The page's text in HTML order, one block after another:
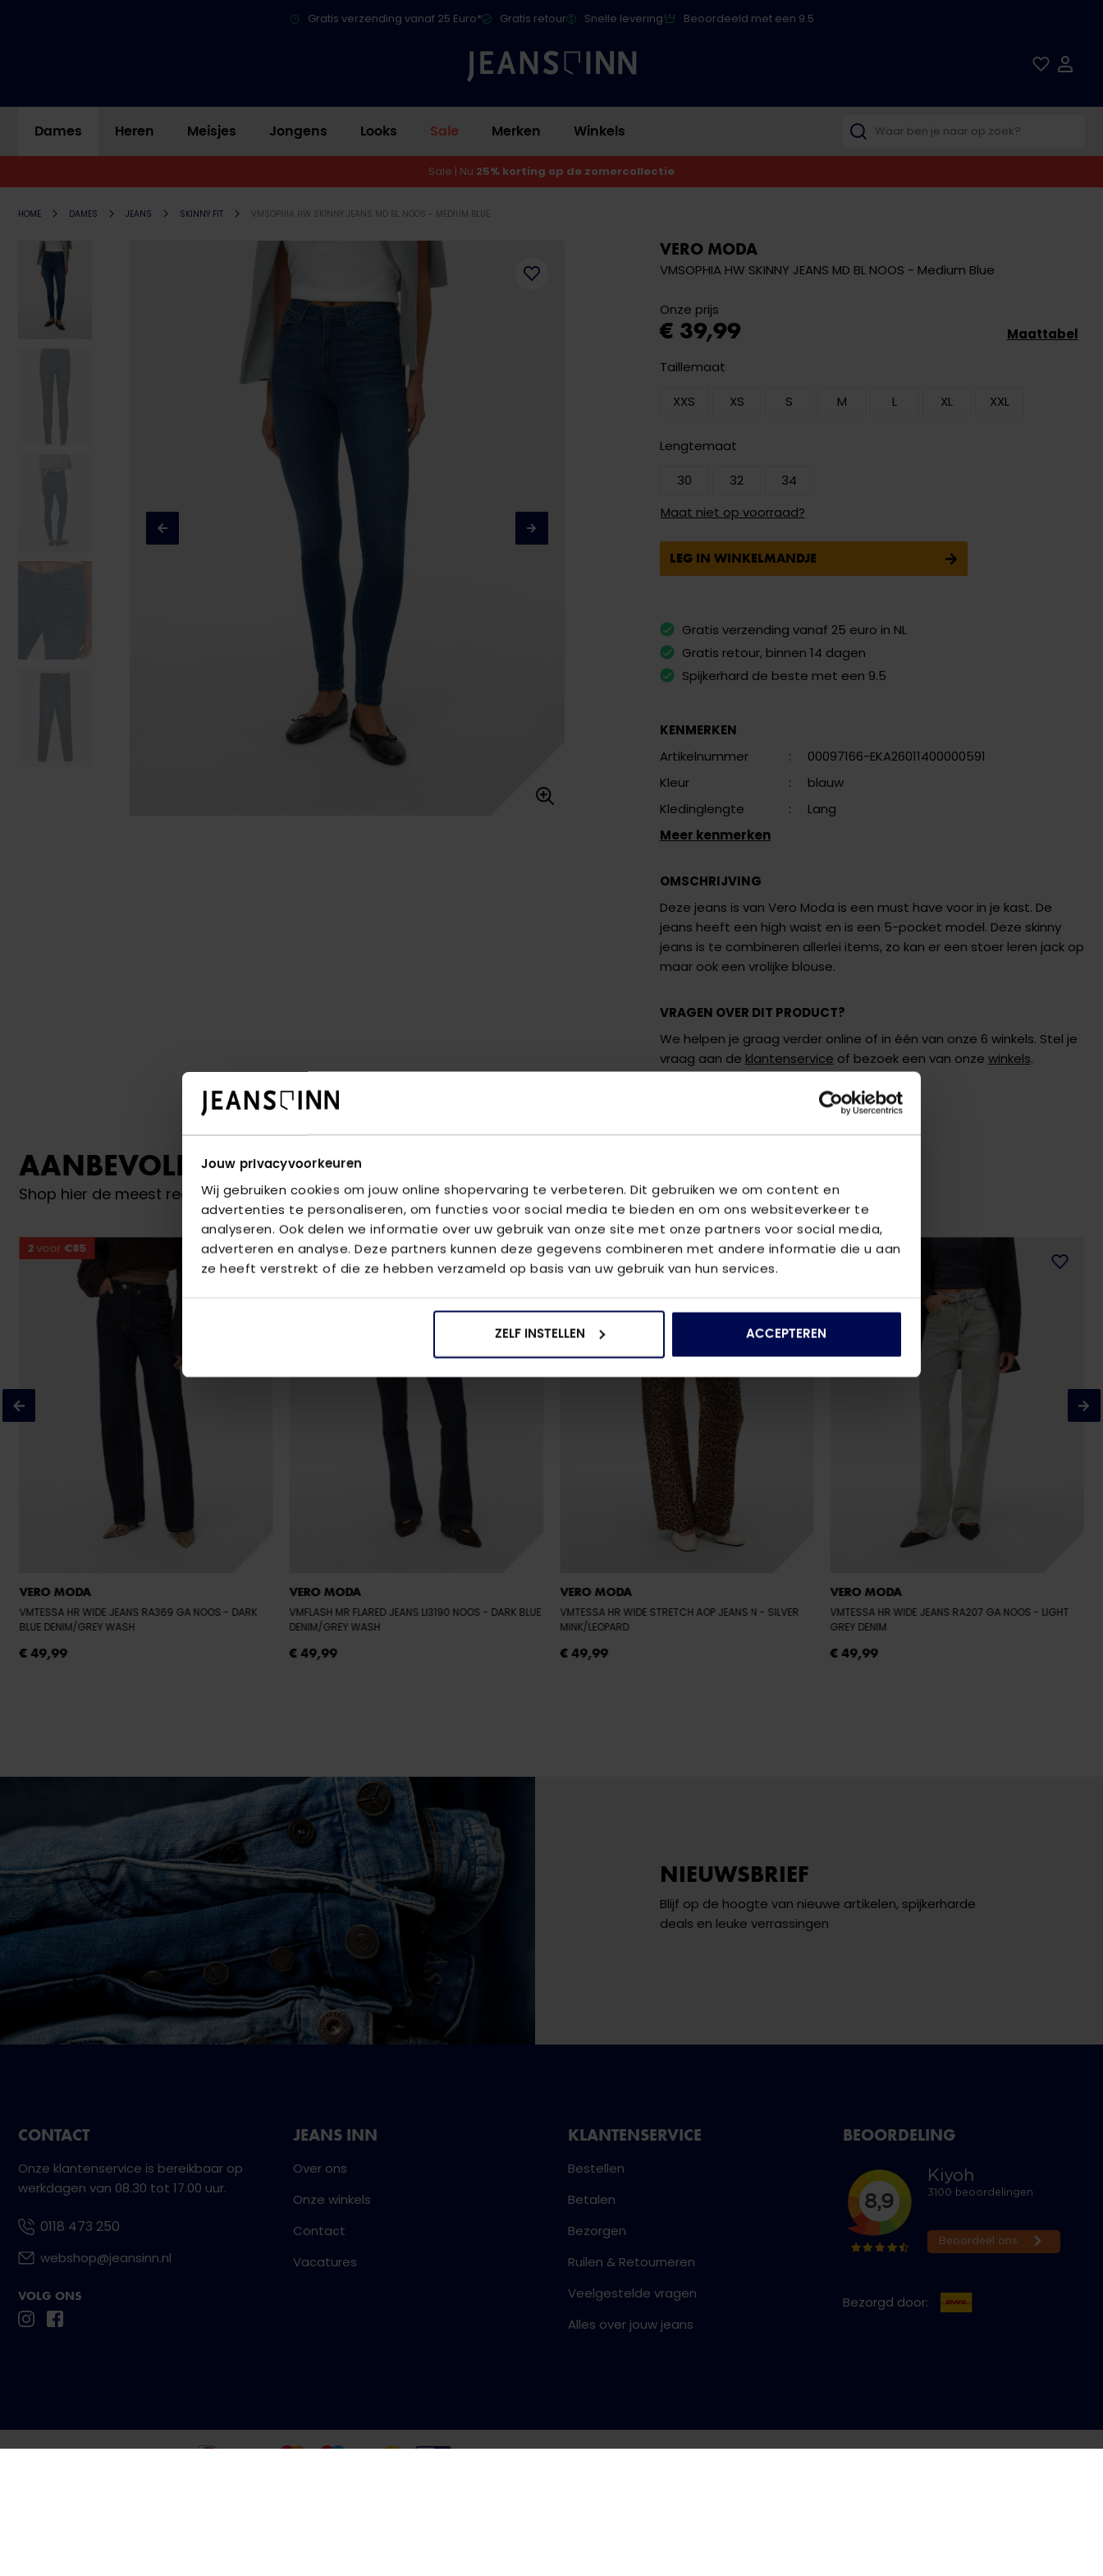
Jouw privacyvoorkeuren
Wij gebruiken cookies om jouw online shopervaring te verbeteren. Dit gebruiken we om content en
advertenties te personaliseren, om functies voor social media te bieden en om ons websiteverkeer te
analyseren. Ook delen we informatie over uw gebruik van onze site met onze partners voor social media,
adverteren en analyse. Deze partners kunnen deze gegevens combineren met andere informatie die u aan
ze heeft verstrekt of die ze hebben verzameld op basis van uw gebruik van hun services.
ZELF INSTELLEN ACCEPTEREN
Gratis verzending vanaf 25 Euro* Gratis retour Snelle levering Beoordeeld met een 9.5
Dames Heren Meisjes Jongens Looks Sale Merken Winkels
Sale | Nu 25% korting op de zomercollectie
HOME DAMES JEANS SKINNY FIT VMSOPHIA HW SKINNY JEANS MD BL NOOS - MEDIUM BLUE
VERO MODA
VMSOPHIA HW SKINNY JEANS MD BL NOOS - Medium Blue
Onze prijs
€ 39,99
Taillemaat
XXS
XS S M L XL XXL
Lengtemaat
30
32
34
Maat niet op voorraad?
Maattabel
LEG IN WINKELMANDJE
Gratis verzending vanaf 25 euro in NL
Gratis retour, binnen 14 dagen
Spijkerhard de beste met een 9.5
KENMERKEN
Artikelnummer
:
00097166-EKA26011400000591
Kleur
:
blauw
Kledinglengte
:
Lang
Meer kenmerken
OMSCHRIJVING
Deze jeans is van Vero Moda is een must have voor in je kast. De
jeans heeft een high waist en is een 5-pocket model. Deze skinny
jeans is te combineren allerlei items, zo kan er een stoer leren jack op
maar ook een vrolijke blouse.
VRAGEN OVER DIT PRODUCT?
We helpen je graag verder online of in één van onze 6 winkels. Stel je
vraag aan de klantenservice of bezoek een van onze winkels.
AANBEVOLEN VOOR JOU
Shop hier de meest recente jeans van Vero Moda
2 voor €85
VERO MODA
VMTESSA HR WIDE JEANS RA369 GA NOOS - DARK
BLUE DENIM/GREY WASH
€ 49,99
2voor€85
VERO MODA
VMFLASH MR FLARED JEANS LI3190 NOOS - DARK BLUE
DENIM/GREY WASH
€ 49,99
2voor €85
VERO MODA
VMTESSA HR WIDE STRETCH AOP JEANS N - SILVER
MINK/LEOPARD
€ 49,99
2voor €85
VERO MODA
VMTESSA HR WIDE JEANS RA207 GA NOOS - LIGHT
GREY DENIM
€ 49,99
NIEUWSBRIEF
Blijf op de hoogte van nieuwe artikelen, spijkerharde
deals en leuke verrassingen
CONTACT
Onze klantenservice is bereikbaar op
werkdagen van 08.30 tot 17.00 uur.
0118 473 250
webshop@jeansinn.nl
VOLG ONS
JEANS INN
Over ons
Onze winkels
Contact
Vacatures
KLANTENSERVICE
Bestellen
Betalen
Bezorgen
Ruilen & Retourneren
Veelgestelde vragen
Alles over jouw jeans
BEOORDELING
Bezorgd door:
Betaal eenvoudig en veilig met